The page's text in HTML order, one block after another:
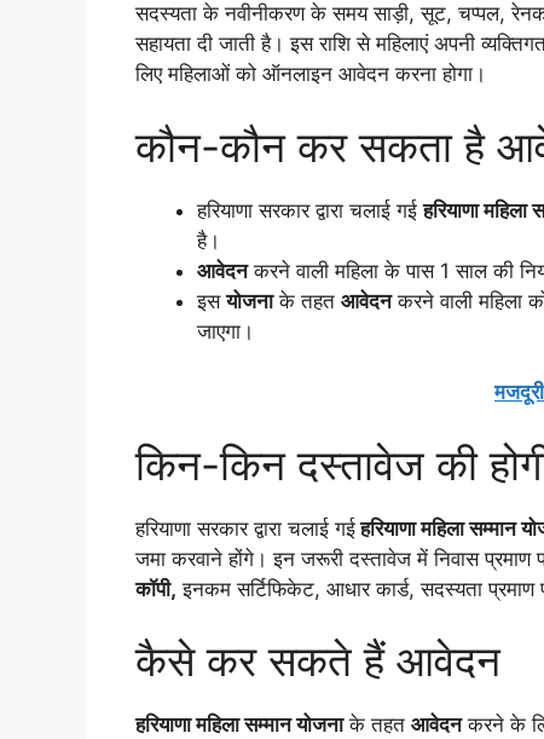
सदस्यता के नवीनीकरण के समय साड़ी, सूट, चप्पल,
सहायता दी जाती है। इस राशि से महिलाएं अपनी
लिए महिलाओं को ऑनलाइन आवेदन करना होगा।
कौन-कौन कर सकता है
हरियाणा सरकार द्वारा चलाई गईहरियाणा महिला
है।
आवेदनकरने वाली महिला के पास 1 साल की
इसयोजनाके तहत आवेदनकरने वाली महिला
जाएगा।
किन-किन दस्तावेज की
हरियाणा सरकार द्वारा चलाई गईहरियाणा महिला सम्मान
जमा करवाने होंगे। इन जरूरी दस्तावेज में निवास
कॉपी, इनकम सर्टिफिकेट, आधार कार्ड, सदस्यता प्रमाण
कैसे कर सकते हैं आवेदन
हरियाणा महिला सम्मान योजनाके तहत आवेदनकरने के